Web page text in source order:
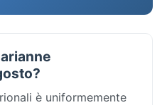
è uniformemente